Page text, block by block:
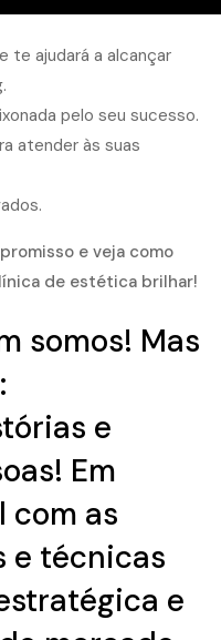
te ajudará a alcançar
pelo seu sucesso.
atender às suas
e veja como
de estética brilhar!
somos! Mas
e
Em
com as
e técnicas
e